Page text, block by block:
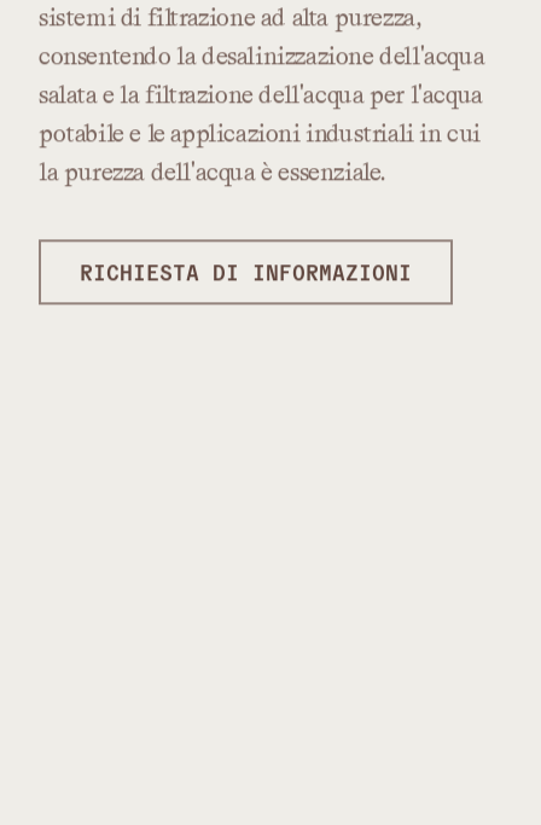
sistemi di filtrazione ad alta purezza,
consentendo ladesalinizzazione dell'acqua
salatae la filtrazione dell'acqua per l'acqua
potabile e le applicazioni industriali in cui
la purezza dell'acquaè essenziale.
RICHIESTA DI INFORMAZIONI